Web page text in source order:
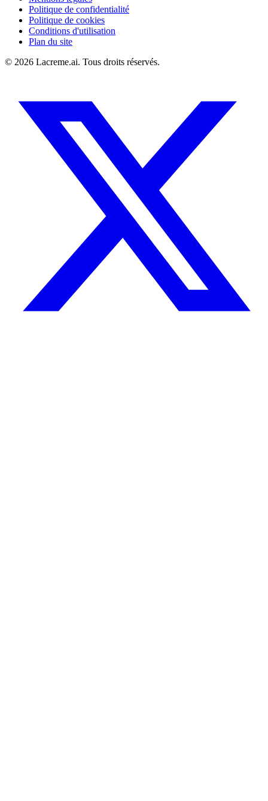
Politique de confidentialité
Politique de cookies
Conditions d'utilisation
Plan du site
© 2026 Lacreme.ai. Tous droits réservés.